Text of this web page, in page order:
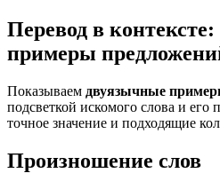
Перевод в
примеры
Показываем двуязычные
подсветкой искомого слова и
точное значение и подходящие
Произношение слов